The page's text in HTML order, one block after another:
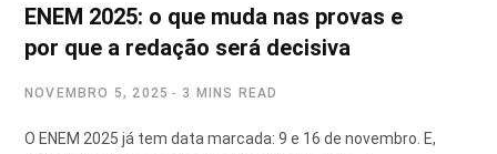
ENEM 2025: o que muda nas provas e
por que a redação será decisiva
NOVEMBRO 5, 2025 3 MINS READ
O ENEM 2025 já tem data marcada: 9 e 16 de novembro. E,